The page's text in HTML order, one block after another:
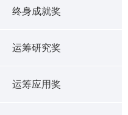
终身成就奖
运筹研究奖
运筹应用奖